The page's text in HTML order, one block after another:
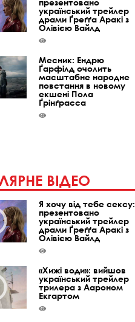
презентовано
український трейлер
драми Ґреґґа Аракі з
Олівією Вайлд
Месник: Ендрю
Ґарфілд очолить
масштабне народне
повстання в новому
екшені Пола
Ґрінґрасса
ВІДЕО
Я хочу від тебе сексу:
презентовано
український трейлер
драми Ґреґґа Аракі з
Олівією Вайлд
«Хижі води»: вийшов
український трейлер
трилера з Аароном
Екгартом